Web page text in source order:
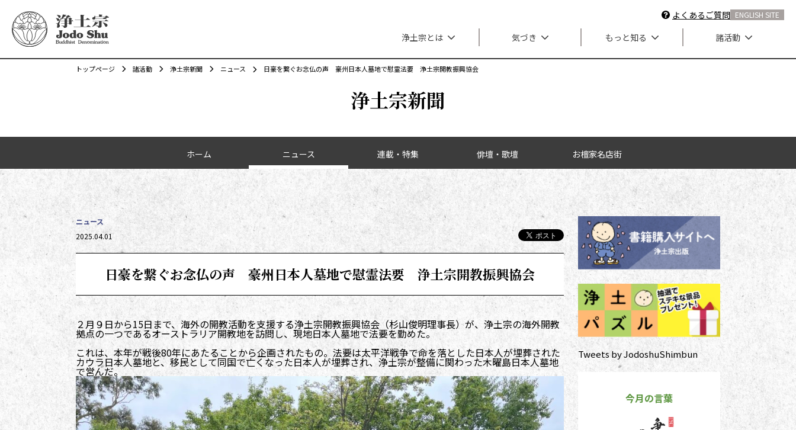
よくあるご質問 ENGLISH SITE
メインナビゲーション
浄土宗とは 気づき もっと知る 諸活動
浄土宗新聞
トップページ 諸活動 浄土宗新聞 ニュース 日豪を繋ぐお念仏の声 豪州日本人墓地で慰霊法要 浄土宗開教振興協会
ホーム ニュース 連載・特集 俳壇・歌壇 お檀家名店街
日豪を繋ぐお念仏の声 豪州日本人墓地で慰霊法要 浄土宗開教振興協会
ニュース
投稿日時
2025.04.01
２月９日から15日まで、海外の開教活動を支援する浄土宗開教振興協会（杉山俊明理事長）が、浄土宗の海外開教
拠点の一つであるオーストラリア開教地を訪問し、現地日本人墓地で法要を勤めた。
これは、本年が戦後80年にあたることから企画されたもの。法要は太平洋戦争で命を落とした日本人が埋葬された
カウラ日本人墓地と、移民として同国で亡くなった日本人が埋葬され、浄土宗が整備に関わった木曜島日本人墓地
で営んだ。
Tweets by JodoshuShimbun
今月の言葉